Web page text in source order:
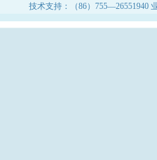
技术支持：（86）755—26551940